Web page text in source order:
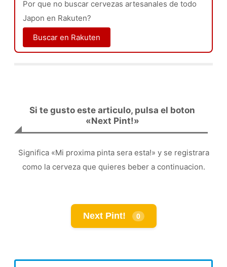
Por que no buscar cervezas artesanales de todo
Japon en Rakuten?
Buscar en Rakuten
Si te gusto este articulo, pulsa el boton
«Next Pint!»
Significa «Mi proxima pinta sera esta!» y se registrara
como la cerveza que quieres beber a continuacion.
Next Pint! 0